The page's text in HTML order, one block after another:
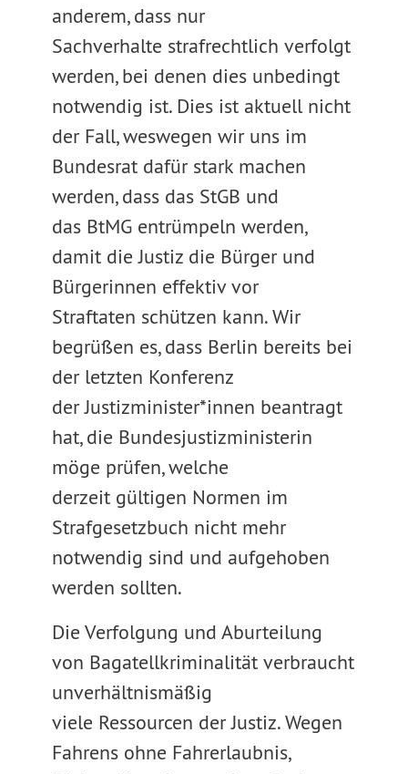
anderem, dass nur
Sachverhalte strafrechtlich verfolgt
werden, bei denen dies unbedingt
notwendig ist. Dies ist aktuell nicht
der Fall, weswegen wir uns im
Bundesrat dafür stark machen
werden, dass das StGB und
das BtMG entrümpeln werden,
damit die Justiz die Bürger und
Bürgerinnen effektiv vor
Straftaten schützen kann. Wir
begrüßen es, dass Berlin bereits bei
der letzten Konferenz
der Justizminister*innen beantragt
hat, die Bundesjustizministerin
möge prüfen, welche
derzeit gültigen Normen im
Strafgesetzbuch nicht mehr
notwendig sind und aufgehoben
werden sollten.
Die Verfolgung und Aburteilung
von Bagatellkriminalität verbraucht
unverhältnismäßig
viele Ressourcen der Justiz. Wegen
Fahrens ohne Fahrerlaubnis,